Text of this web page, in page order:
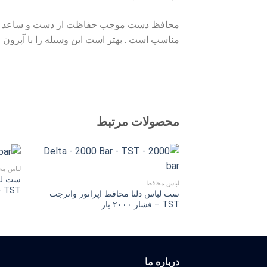
محافظ دست موجب حفاظت از دست و ساعد مى
مناسب است . بهتر است این وسیله را با آپرون
محصولات مرتبط
لباس محافظ
ست لباس دلتا محافظ اپراتور واترجت
TST – فشار ۲۰۰۰ بار
لباس
ست
TST – فشار ۱۰۰۰ بار
درباره ما